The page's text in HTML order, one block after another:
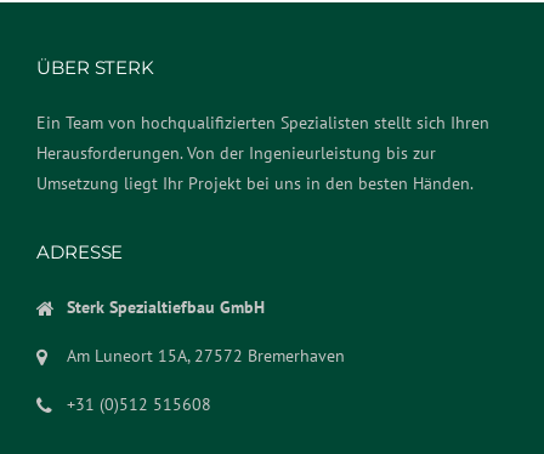
ÜBER STERK
Ein Team von hochqualifizierten Spezialisten stellt sich Ihren
Herausforderungen. Von der Ingenieurleistung bis zur
Umsetzung liegt Ihr Projekt bei uns in den besten Händen.
ADRESSE
Sterk Spezialtiefbau GmbH
Am Luneort 15A, 27572 Bremerhaven
+31 (0)512 515608